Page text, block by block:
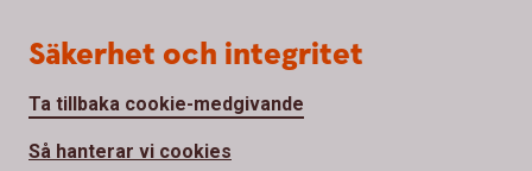
Säkerhet och integritet
Ta tillbaka cookie-medgivande
Så hanterar vi cookies